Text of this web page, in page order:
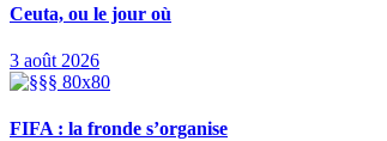
Ceuta, ou le jour où
3 août 2026
FIFA : la fronde s’organise